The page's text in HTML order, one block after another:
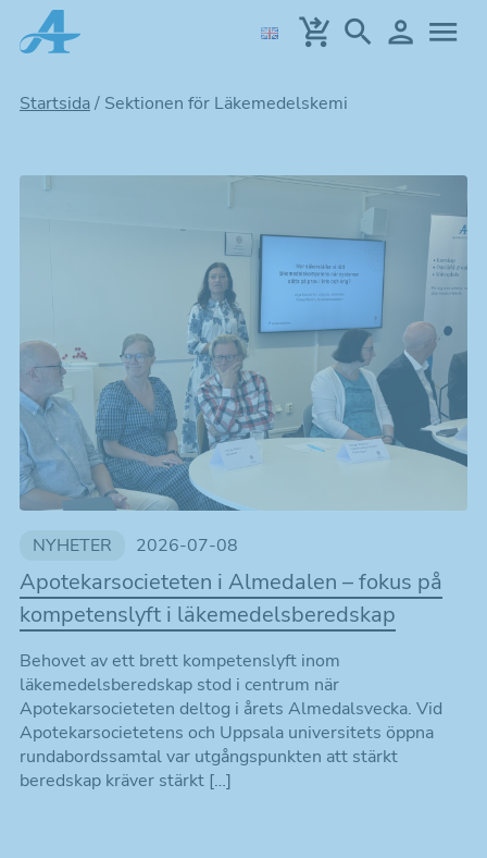
Hoppa
till
Startsida/ Sektionen för Läkemedelskemi
NYHETER 2026-07-08
Apotekarsocieteten i Almedalen – fokus på
kompetenslyft i läkemedelsberedskap
Behovet av ett brett kompetenslyft inom
läkemedelsberedskap stod i centrum när
Apotekarsocieteten deltog i årets Almedalsvecka. Vid
Apotekarsocietetens och Uppsala universitets öppna
rundabordssamtal var utgångspunkten att stärkt
beredskap kräver stärkt […]